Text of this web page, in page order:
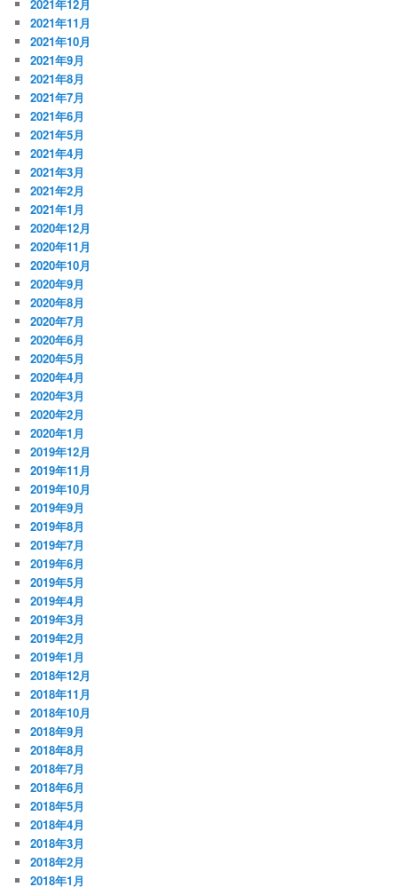
2021年12月
2021年11月
2021年10月
2021年9月
2021年8月
2021年7月
2021年6月
2021年5月
2021年4月
2021年3月
2021年2月
2021年1月
2020年12月
2020年11月
2020年10月
2020年9月
2020年8月
2020年7月
2020年6月
2020年5月
2020年4月
2020年3月
2020年2月
2020年1月
2019年12月
2019年11月
2019年10月
2019年9月
2019年8月
2019年7月
2019年6月
2019年5月
2019年4月
2019年3月
2019年2月
2019年1月
2018年12月
2018年11月
2018年10月
2018年9月
2018年8月
2018年7月
2018年6月
2018年5月
2018年4月
2018年3月
2018年2月
2018年1月